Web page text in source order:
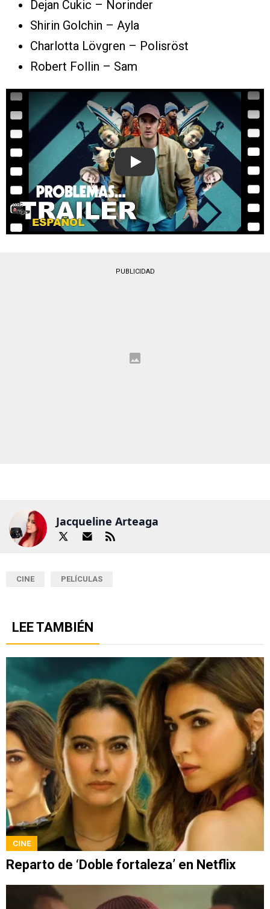
Dejan Cukic – Norinder
Shirin Golchin – Ayla
Charlotta Lövgren – Polisröst
Robert Follin – Sam
Play
PUBLICIDAD
Jacqueline Arteaga
CINE PELÍCULAS
LEE TAMBIÉN
CINE
Reparto de ‘Doble fortaleza’ en Netflix